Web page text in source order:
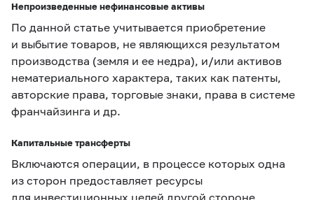
Непроизведенные нефинансовые активы
По данной статье учитывается приобретение
и выбытие товаров, не являющихся результатом
производства (земля и ее недра), и/или активов
нематериального характера, таких как патенты,
авторские права, торговые знаки, права в системе
франчайзинга и др.
Капитальные трансферты
Включаются операции, в процессе которых одна
из сторон предоставляет ресурсы
для инвестиционных целей другой стороне,